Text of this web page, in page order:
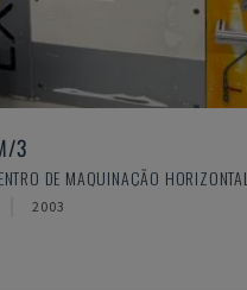
3
DE MAQUINAÇÃO HORIZONTAL
2003